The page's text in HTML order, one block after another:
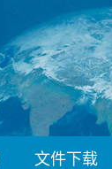
文件下载